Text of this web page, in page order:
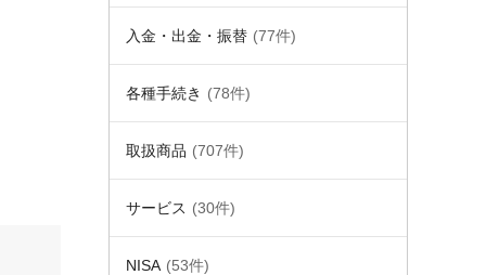
入金・出金・振替 (77件)
各種手続き (78件)
取扱商品 (707件)
サービス (30件)
NISA (53件)